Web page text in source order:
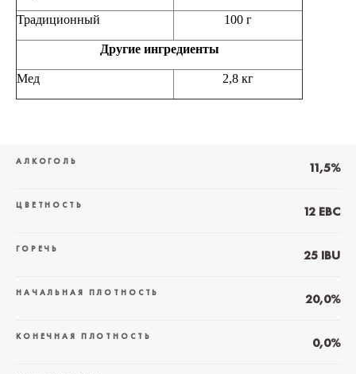
Традиционный 100 г
Другие ингредиенты
Мед 2,8 кг
АЛКОГОЛЬ 11,5%
ЦВЕТНОСТЬ 12 EBC
ГОРЕЧЬ 25 IBU
НАЧАЛЬНАЯ ПЛОТНОСТЬ 20,0%
КОНЕЧНАЯ ПЛОТНОСТЬ 0,0%